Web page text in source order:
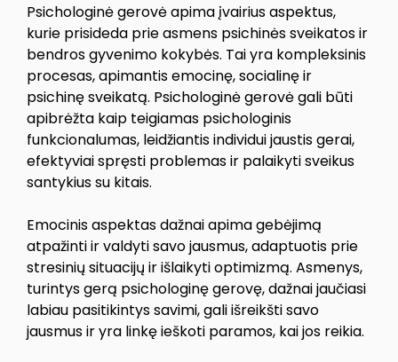
Psichologinė gerovė apima įvairius aspektus,
kurie prisideda prie asmens psichinės sveikatos ir
bendros gyvenimo kokybės. Tai yra kompleksinis
procesas, apimantis emocinę, socialinę ir
psichinę sveikatą. Psichologinė gerovė gali būti
apibrėžta kaip teigiamas psichologinis
funkcionalumas, leidžiantis individui jaustis gerai,
efektyviai spręsti problemas ir palaikyti sveikus
santykius su kitais.
Emocinis aspektas dažnai apima gebėjimą
atpažinti ir valdyti savo jausmus, adaptuotis prie
stresinių situacijų ir išlaikyti optimizmą. Asmenys,
turintys gerą psichologinę gerovę, dažnai jaučiasi
labiau pasitikintys savimi, gali išreikšti savo
jausmus ir yra linkę ieškoti paramos, kai jos reikia.